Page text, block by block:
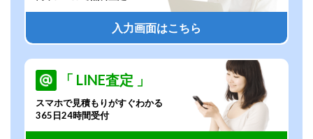
入力画面はこちら
「 LINE査定 」
スマホで見積もりがすぐわかる
365日24時間受付